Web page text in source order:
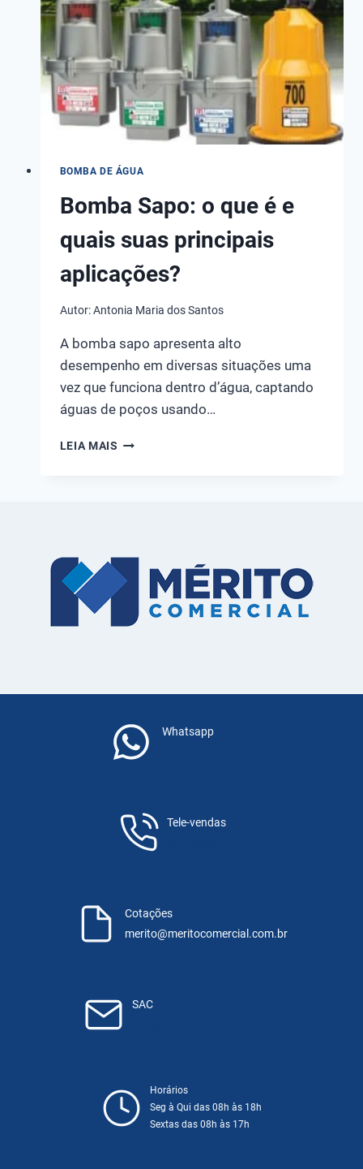
BOMBA DE ÁGUA
Bomba Sapo: o que é e
quais suas principais
aplicações?
Autor: Antonia Maria dos Santos
A bomba sapo apresenta alto
desempenho em diversas situações uma
vez que funciona dentro d’água, captando
águas de poços usando…
LEIA MAIS BOMBA
SUAS
PRINCIPAIS
APLICAÇÕES?
Whatsapp
Tele-vendas
Cotações
merito@meritocomercial.com.br
SAC
Horários
Seg à Qui das 08h às 18h
Sextas das 08h às 17h